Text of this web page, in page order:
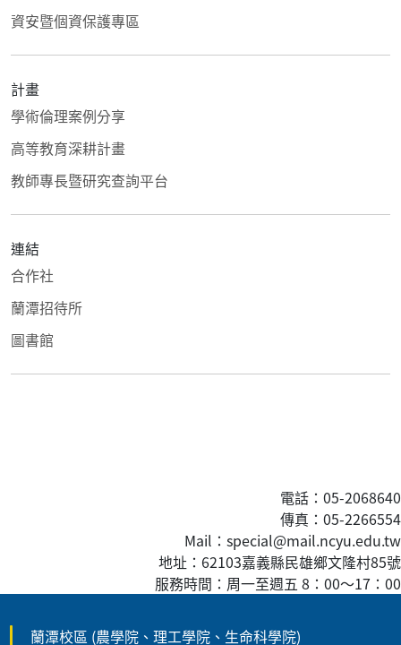
資安暨個資保護專區
計畫
學術倫理案例分享
高等教育深耕計畫
教師專長暨研究查詢平台
連結
合作社
蘭潭招待所
圖書館
電話：05-2068640
傳真 ：05-2266554
Mail：special@mail.ncyu.edu.tw
地址：62103嘉義縣民雄鄉文隆村85號
服務時間：周一至週五 8：00～17：00
蘭潭校區 (農學院、理工學院、生命科學院)